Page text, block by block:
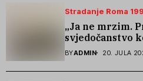
Stradanje Roma
„Ja ne mrzim.
svjedočanstvo
zaboraviti
BYADMIN 20. JULA